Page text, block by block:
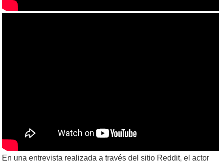
En una entrevista realizada a través del sitio Reddit, el actor